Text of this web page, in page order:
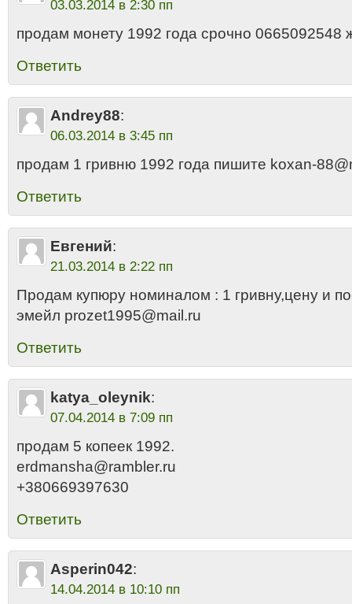
03.03.2014 в 2:30 пп
продам монету 1992 года срочно 0665092548
Ответить
Andrey88:
06.03.2014 в 3:45 пп
продам 1 гривню 1992 года пишите koxan-
Ответить
Евгений:
21.03.2014 в 2:22 пп
Продам купюру номиналом : 1 гривну,цену и
эмейл prozet1995@mail.ru
Ответить
katya_oleynik:
07.04.2014 в 7:09 пп
продам 5 копеек 1992.
erdmansha@rambler.ru
+380669397630
Ответить
Asperin042:
14.04.2014 в 10:10 пп